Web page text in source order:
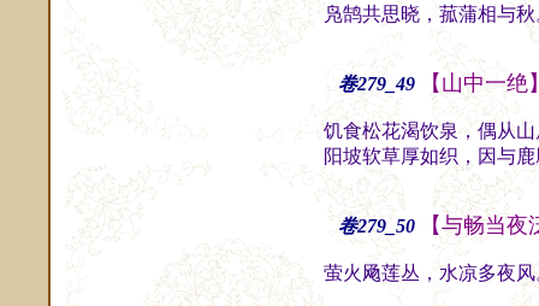
凫鹄共思晓，菰蒲相与
卷279_49 【山中一绝
饥食松花渴饮泉，偶从
阳坡软草厚如织，因与
卷279_50 【与畅当
萤火飏莲丛，水凉多夜